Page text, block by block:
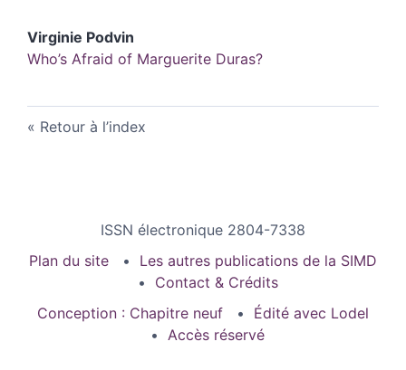
Virginie Podvin
Who’s Afraid of Marguerite Duras?
Retour à l’index
ISSN électronique 2804-7338
Plan du site
Les autres publications de la SIMD
Contact & Crédits
Conception : Chapitre neuf
Édité avec Lodel
Accès réservé